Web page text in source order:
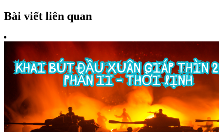
Bài viết liên quan